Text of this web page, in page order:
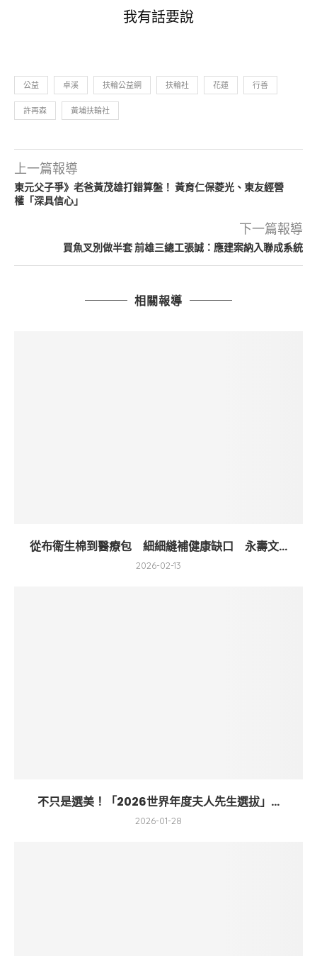
我有話要說
公益 卓溪 扶輪公益網 扶輪社 花蓮 行善
許再森 黃埔扶輪社
上一篇報導
東元父子爭》老爸黃茂雄打錯算盤！ 黃育仁保菱光、東友經營
權「深具信心」
下一篇報導
買魚叉別做半套 前雄三總工張誠：應建案納入聯成系統
相關報導
從布衛生棉到醫療包 細細縫補健康缺口 永壽文...
2026-02-13
不只是選美！「2026世界年度夫人先生選拔」...
2026-01-28